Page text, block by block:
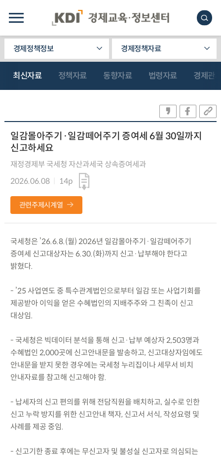
경제정책정보 경제정책자료
최신자료 정책자료 동향자료 법령자료 경제관
일감몰아주기·일감떼어주기 증여세 6월 30일까지
신고하세요
재정경제부 국세청 자산과세국 상속증여세과
2026.06.08
14p
관련주제시계열
국세청은 ’26.6.8.(월) 2026년 일감몰아주기·일감떼어주기
증여세 신고대상자는 6.30.(화)까지 신고·납부해야 한다고
밝혔다.
- ’25 사업연도 중 특수관계법인으로부터 일감 또는 사업기회를
제공받아 이익을 얻은 수혜법인의 지배주주와 그 친족이 신고
대상임.
- 국세청은 빅데이터 분석을 통해 신고·납부 예상자 2,503명과
수혜법인 2,000곳에 신고안내문을 발송하고, 신고대상자임에도
안내문을 받지 못한 경우에는 국세청 누리집이나 세무서 비치
안내자료를 참고해 신고해야 함.
- 납세자의 신고 편의를 위해 전담직원을 배치하고, 실수로 인한
신고 누락 방지를 위한 신고안내 책자, 신고서 서식, 작성요령 및
사례를 제공 중임.
- 신고기한 종료 후에는 무신고자 및 불성실 신고자로 의심되는